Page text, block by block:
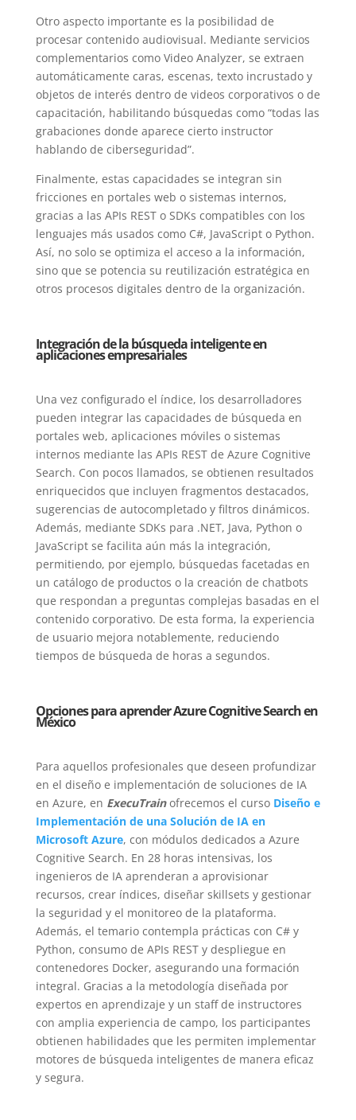
Otro aspecto importante es la posibilidad de
procesar contenido audiovisual. Mediante servicios
complementarios como Video Analyzer, se extraen
automáticamente caras, escenas, texto incrustado y
objetos de interés dentro de videos corporativos o de
capacitación, habilitando búsquedas como “todas las
grabaciones donde aparece cierto instructor
hablando de ciberseguridad”.
Finalmente, estas capacidades se integran sin
fricciones en portales web o sistemas internos,
gracias a las APIs REST o SDKs compatibles con los
lenguajes más usados como C#, JavaScript o Python.
Así, no solo se optimiza el acceso a la información,
sino que se potencia su reutilización estratégica en
otros procesos digitales dentro de la organización.
Integración de la búsqueda inteligente en
aplicaciones empresariales
Una vez configurado el índice, los desarrolladores
pueden integrar las capacidades de búsqueda en
portales web, aplicaciones móviles o sistemas
internos mediante las APIs REST de Azure Cognitive
Search. Con pocos llamados, se obtienen resultados
enriquecidos que incluyen fragmentos destacados,
sugerencias de autocompletado y filtros dinámicos.
Además, mediante SDKs para .NET, Java, Python o
JavaScript se facilita aún más la integración,
permitiendo, por ejemplo, búsquedas facetadas en
un catálogo de productos o la creación de chatbots
que respondan a preguntas complejas basadas en el
contenido corporativo. De esta forma, la experiencia
de usuario mejora notablemente, reduciendo
tiempos de búsqueda de horas a segundos.
Opciones para aprender Azure Cognitive Search en
México
Para aquellos profesionales que deseen profundizar
en el diseño e implementación de soluciones de IA
en Azure, en ExecuTrainofrecemos el cursoDiseño e
Implementación de una Solución de IA en
Microsoft Azure, con módulos dedicados a Azure
Cognitive Search. En 28 horas intensivas, los
ingenieros de IA aprenderan a aprovisionar
recursos, crear índices, diseñar skillsets y gestionar
la seguridad y el monitoreo de la plataforma.
Además, el temario contempla prácticas con C# y
Python, consumo de APIs REST y despliegue en
contenedores Docker, asegurando una formación
integral. Gracias a la metodología diseñada por
expertos en aprendizaje y un staff de instructores
con amplia experiencia de campo, los participantes
obtienen habilidades que les permiten implementar
motores de búsqueda inteligentes de manera eficaz
y segura.